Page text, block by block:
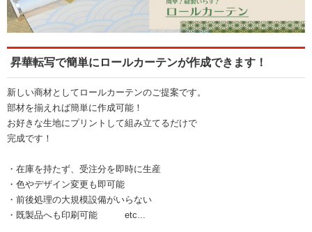
昇華転写で簡単にロールカーテンが作成できます！
新しい商材としてロールカーテンのご提案です。
部材を揃えれば簡単に作成可能！
お好きな生地にプリントして組み立てるだけで
完成です！
・在庫を持たず、受注分を即時に生産
・色やデザイン変更も即可能
・前後処理の大規模設備がいらない
・既製品へも印刷可能 etc...